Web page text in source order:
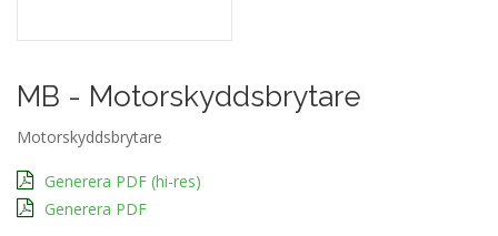
MB - Motorskyddsbrytare
Motorskyddsbrytare
Generera PDF (hi-res)
Generera PDF